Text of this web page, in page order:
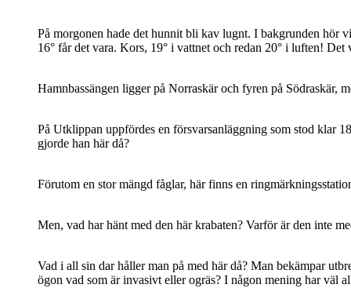
På morgonen hade det hunnit bli kav lugnt. I bakgrunden hör
16° får det vara. Kors, 19° i vattnet och redan 20° i luften!
Hamnbassängen ligger på Norraskär och fyren på Södraskär,
På Utklippan uppfördes en försvarsanläggning som stod klar
gjorde han här då?
Förutom en stor mängd fåglar, här finns en
Men, vad har hänt med den här krabaten? Varför är den inte
Vad i all sin dar håller man på med här då? Man bekämpar
ögon vad som är invasivt eller ogräs? I någon mening har väl